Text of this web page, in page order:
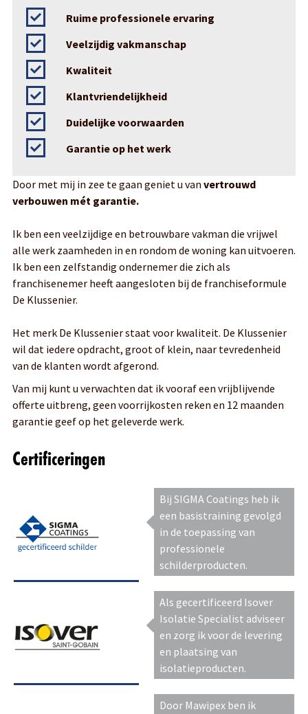
Ruime professionele ervaring
Veelzijdig vakmanschap
Kwaliteit
Klantvriendelijkheid
Duidelijke voorwaarden
Garantie op het werk
Door met mij in zee te gaan geniet u van vertrouwd
verbouwen mét garantie.
Ik ben een veelzijdige en betrouwbare vakman die vrijwel
alle werk zaamheden in en rondom de woning kan uitvoeren.
Ik ben een zelfstandig ondernemer die zich als
franchisenemer heeft aangesloten bij de franchiseformule
De Klussenier.
Het merk De Klussenier staat voor kwaliteit. De Klussenier
wil dat iedere opdracht, groot of klein, naar tevredenheid
van de klanten wordt afgerond.
Van mij kunt u verwachten dat ik vooraf een vrijblijvende
offerte uitbreng, geen voorrijkosten reken en 12 maanden
garantie geef op het geleverde werk.
Certificeringen
Bij SIGMA Coatings heb ik
een basistraining gevolgd
in de toepassing van
professionele
schilderproducten.
Als gecertificeerd Isover
Isolatie Specialist adviseer
en zorg ik voor de levering
en plaatsing van
isolatieproducten.
Door Mawipex ben ik